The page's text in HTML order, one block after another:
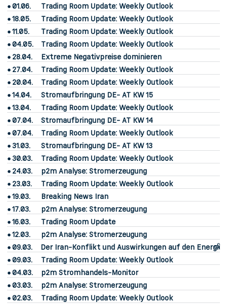
01.06.
Trading Room Update: Weekly Outlook
18.05.
Trading Room Update: Weekly Outlook
11.05.
Trading Room Update: Weekly Outlook
04.05.
Trading Room Update: Weekly Outlook
28.04.
Extreme Negativpreise dominieren
27.04.
Trading Room Update: Weekly Outlook
20.04.
Trading Room Update: Weekly Outlook
14.04.
Stromaufbringung DE- AT KW 15
13.04.
Trading Room Update: Weekly Outlook
07.04.
Stromaufbringung DE- AT KW 14
07.04.
Trading Room Update: Weekly Outlook
31.03.
Stromaufbringung DE- AT KW 13
30.03.
Trading Room Update: Weekly Outlook
24.03.
p2m Analyse: Stromerzeugung
23.03.
Trading Room Update: Weekly Outlook
19.03.
Breaking News Iran
17.03.
p2m Analyse: Stromerzeugung
16.03.
Trading Room Update
12.03.
p2m Analyse: Stromerzeugung
09.03.
Der Iran-Konflikt und Auswirkungen auf den
09.03.
Trading Room Update: Weekly Outlook
04.03.
p2m Stromhandels-Monitor
03.03.
p2m Analyse: Stromerzeugung
02.03.
Trading Room Update: Weekly Outlook